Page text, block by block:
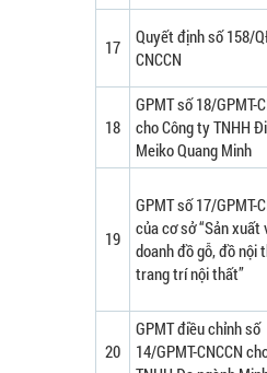
17
Quyết định số 158/
CNCCN
18
GPMT số 18/GPMT-
cho Công ty TNHH
Meiko Quang Minh
19
GPMT số 17/GPMT-
của cơ sở “Sản xuất
doanh đồ gỗ, đồ nội
trang trí nội thất”
20
GPMT điều chỉnh số
14/GPMT-CNCCN